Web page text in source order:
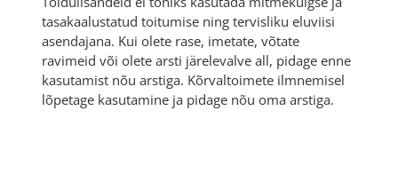
tasakaalustatud toitumise ning tervisliku eluviisi
asendajana. Kui olete rase, imetate, võtate
ravimeid või olete arsti järelevalve all, pidage enne
kasutamist nõu arstiga. Kõrvaltoimete ilmnemisel
lõpetage kasutamine ja pidage nõu oma arstiga.